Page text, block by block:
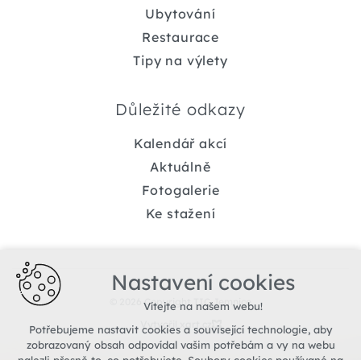
Ubytování
Restaurace
Tipy na výlety
Důležité odkazy
Kalendář akcí
Aktuálně
Fotogalerie
Ke stažení
© 2026 Copyright TIC Jemnice
Vytvořil xart.cz
Nastavení cookies
Vítejte na našem webu!
Potřebujeme nastavit cookies a související technologie, aby
zobrazovaný obsah odpovídal vašim potřebám a vy na webu